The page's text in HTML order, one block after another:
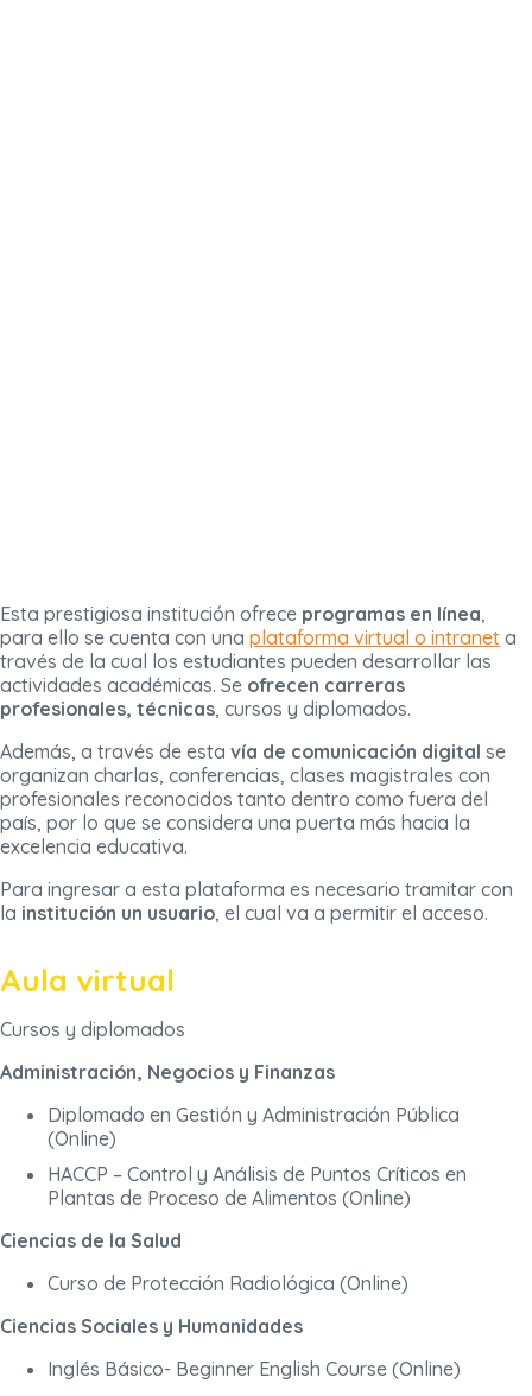
Esta prestigiosa institución ofrece programas en línea,
para ello se cuenta con una plataforma virtual o intranet a
través de la cual los estudiantes pueden desarrollar las
actividades académicas. Se ofrecen carreras
profesionales, técnicas, cursos y diplomados.
Además, a través de esta vía de comunicación digital se
organizan charlas, conferencias, clases magistrales con
profesionales reconocidos tanto dentro como fuera del
país, por lo que se considera una puerta más hacia la
excelencia educativa.
Para ingresar a esta plataforma es necesario tramitar con
la institución un usuario, el cual va a permitir el acceso.
Aula virtual
Cursos y diplomados
Administración, Negocios y Finanzas
Diplomado en Gestión y Administración Pública
(Online)
HACCP – Control y Análisis de Puntos Críticos en
Plantas de Proceso de Alimentos (Online)
Ciencias de la Salud
Curso de Protección Radiológica (Online)
Ciencias Sociales y Humanidades
Inglés Básico- Beginner English Course (Online)